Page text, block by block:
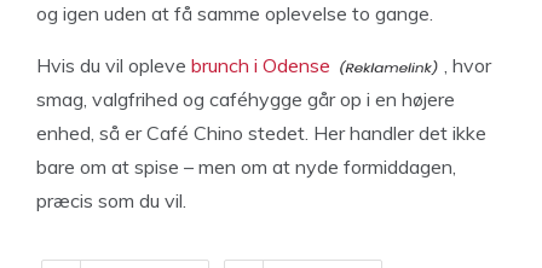
og igen uden at få samme oplevelse to gange.
Hvis du vil opleve brunch i Odense
, hvor
smag, valgfrihed og caféhygge går op i en højere
enhed, så er Café Chino stedet. Her handler det ikke
bare om at spise – men om at nyde formiddagen,
præcis som du vil.